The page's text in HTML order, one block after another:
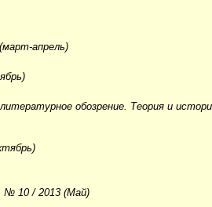
апрель)
обозрение. Теория и
№ 10 / 2013 (Май)